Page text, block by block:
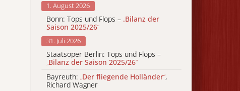
1. August 2026
Bonn: Tops und Flops – „Bilanz der
Saison 2025/26“
31. Juli 2026
Staatsoper Berlin: Tops und Flops –
„Bilanz der Saison 2025/26“
Bayreuth: „Der fliegende Holländer“,
Richard Wagner